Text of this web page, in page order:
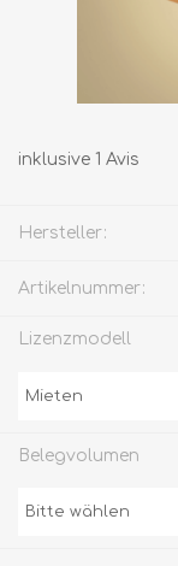
inklusive 1 Avis
Hersteller:
Artikelnummer:
Lizenzmodell
Belegvolumen